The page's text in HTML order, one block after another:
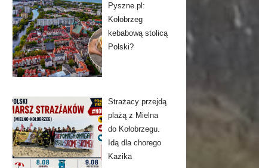
Pyszne.pl:
Kołobrzeg
kebabową stolicą
Polski?
Strażacy przejdą
plażą z Mielna
do Kołobrzegu.
Idą dla chorego
Kazika